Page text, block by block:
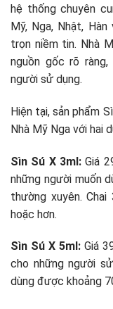
hệ thống chuyên
Mỹ, Nga, Nhật,
trọn niềm tin. Nhà
nguồn gốc rõ
người sử dụng.
Hiện tại, sản phẩm
Nhà Mỹ Nga với hai
Sìn Sú X 3ml: Giá
những người muốn
thường xuyên.
hoặc hơn.
Sìn Sú X 5ml: Giá
cho những người
dùng được khoảng